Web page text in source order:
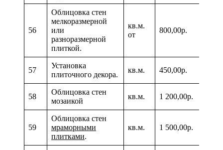
56
Облицовка стен
мелкоразмерной
или
разноразмерной
плиткой.
кв.м.
от
800,00р.
57
Установка
плиточного декора.
кв.м. 450,00р.
58
Облицовка стен
мозаикой
кв.м. 1 200,00р.
59
Облицовка стен
мраморными
плитками.
кв.м. 1 500,00р.